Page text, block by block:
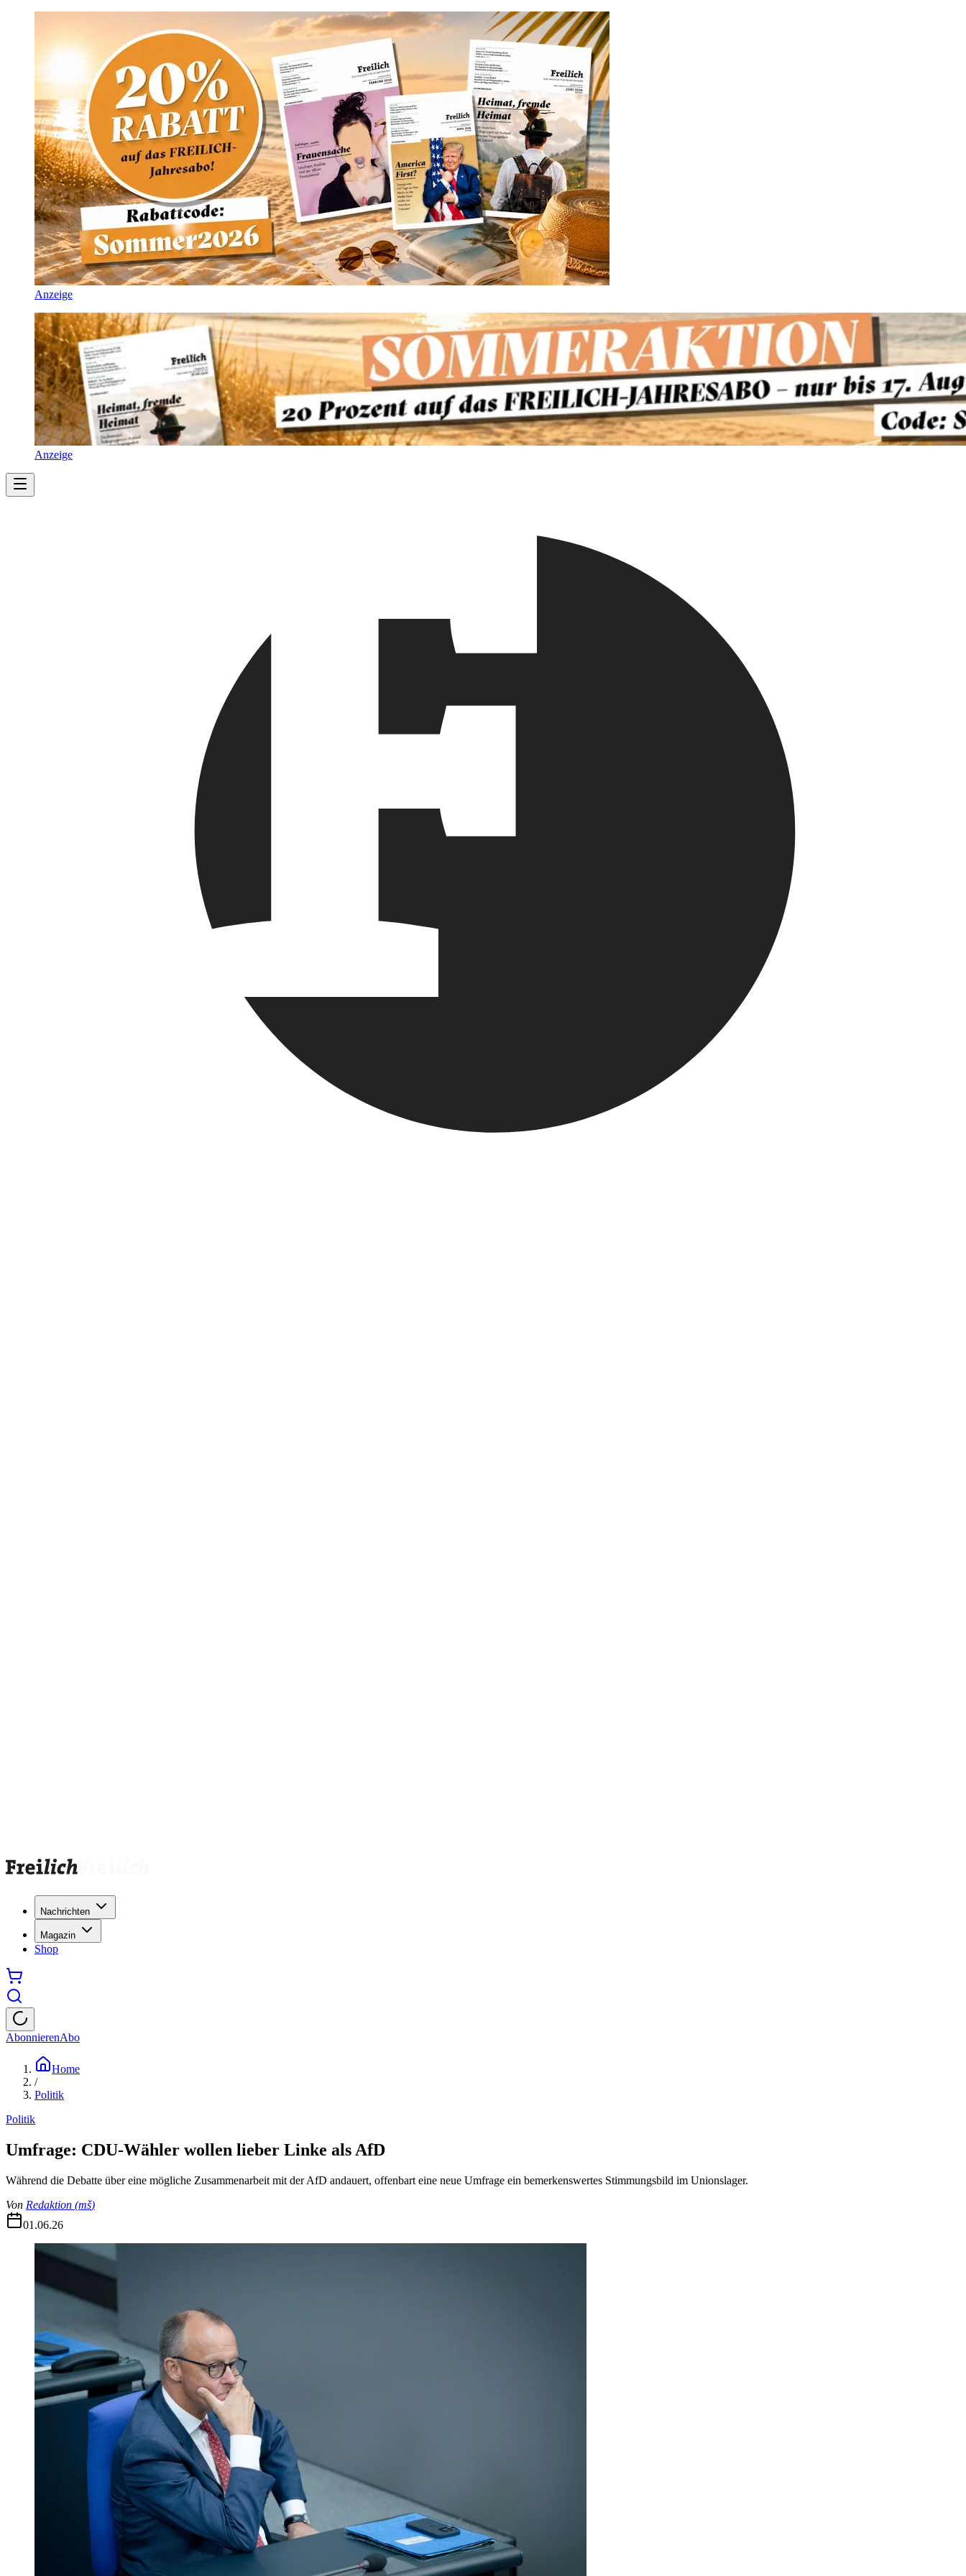
Anzeige
Anzeige
Nachrichten
Magazin
Shop
AbonnierenAbo
Home
/
Politik
Politik
Umfrage: CDU-Wähler wollen lieber Linke als AfD
Während die Debatte über eine mögliche Zusammenarbeit mit der AfD andauert, offenbart eine neue Umfrage ein bemerkenswertes Stimmungsbild im Unionslager.
Von Redaktion (mš)
01.06.26